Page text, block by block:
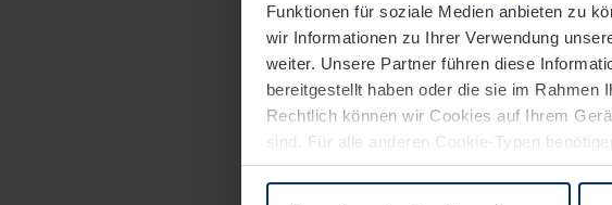
Funktionen für soziale Medien anbieten zu
wir Informationen zu Ihrer Verwendung
weiter. Unsere Partner führen diese
bereitgestellt haben oder die sie im Rahmen
Rechtlich können wir Cookies auf Ihrem
sind. Für alle anderen Cookie-Typen
Erläuterung auf der Seite